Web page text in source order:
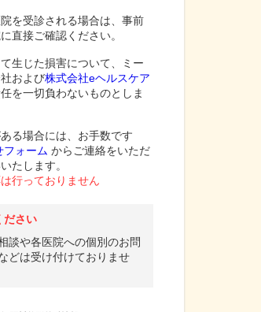
を受診される場合は、事前
直接ご確認ください。
生じた損害について、ミー
および株式会社eヘルスケア
を一切負わないものとしま
る場合には、お手数です
フォーム からご連絡をいただ
たします。
行っておりません
ださい
談や各医院への個別のお問
どは受け付けておりませ